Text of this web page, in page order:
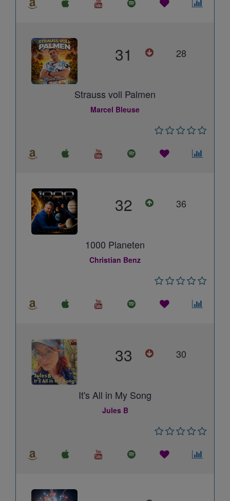
31 28
Strauss voll Palmen
Marcel Bleuse
32 36
1000 Planeten
Christian Benz
33 30
It's All in My Song
Jules B